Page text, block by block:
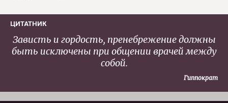
ЦИТАТНИК
Зависть и гордость, пренебрежение должны
быть исключены при общении врачей между
собой.
Гиппократ